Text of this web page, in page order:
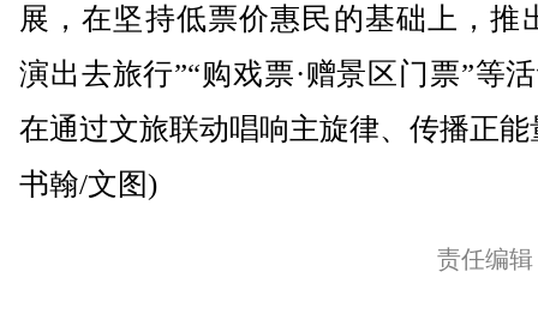
展，在坚持低票价惠民的基础上，推
演出去旅行”“购戏票·赠景区门票”等
在通过文旅联动唱响主旋律、传播正能
书翰/文图)
责任编